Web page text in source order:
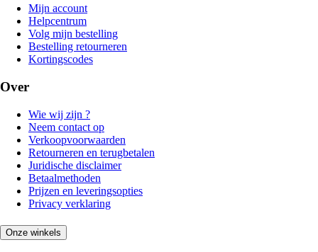
Mijn account
Helpcentrum
Volg mijn bestelling
Bestelling retourneren
Kortingscodes
Over
Wie wij zijn ?
Neem contact op
Verkoopvoorwaarden
Retourneren en terugbetalen
Juridische disclaimer
Betaalmethoden
Prijzen en leveringsopties
Privacy verklaring
Onze winkels